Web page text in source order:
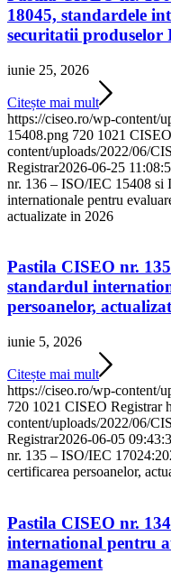
18045, standardele
securitatii produselor
iunie 25, 2026
Citește mai mult
https://ciseo.ro/wp-content/
15408.png 720 1021
content/uploads/2022/06/
Registrar2026-06-25
nr. 136 – ISO/IEC 15408 si
internationale pentru
actualizate in 2026
Pastila CISEO nr.
standardul
persoanelor,
iunie 5, 2026
Citește mai mult
https://ciseo.ro/wp-content/
720 1021 CISEO Registrar
content/uploads/2022/06/
Registrar2026-06-05
nr. 135 – ISO/IEC
certificarea persoanelor,
Pastila CISEO nr.
international pentru
management